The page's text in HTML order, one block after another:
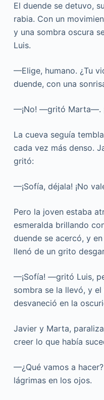
El duende se detuvo,
rabia. Con un
y una sombra oscura
Luis.
—Elige, humano. ¿Tu
duende, con una
—¡No! —gritó Marta—.
La cueva seguía
cada vez más denso.
gritó:
—¡Sofía, déjala! ¡No
Pero la joven estaba
esmeralda brillando
duende se acercó, y
llenó de un grito
—¡Sofía! —gritó Luis,
sombra se la llevó, y
desvaneció en la
Javier y Marta,
creer lo que había
—¿Qué vamos a
lágrimas en los ojos.